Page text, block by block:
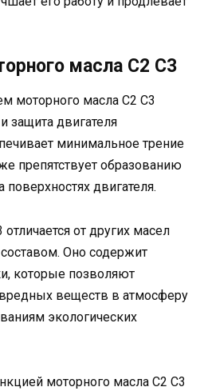
масла C2 C3
моторного масла C2 C3
защита двигателя
минимальное трение
препятствует образованию
двигателя.
от других масел
Оно содержит
которые позволяют
веществ в атмосферу
экологических
моторного масла C2 C3